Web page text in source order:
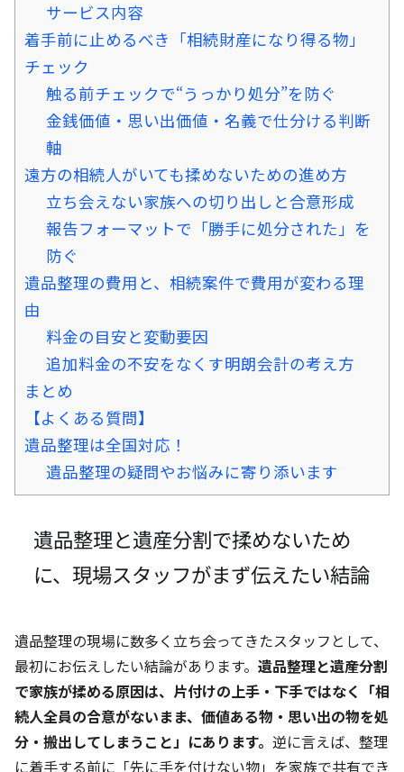
サービス内容
着手前に止めるべき「相続財産になり得る物」
チェック
触る前チェックで“うっかり処分”を防ぐ
金銭価値・思い出価値・名義で仕分ける判断
軸
遠方の相続人がいても揉めないための進め方
立ち会えない家族への切り出しと合意形成
報告フォーマットで「勝手に処分された」を
防ぐ
遺品整理の費用と、相続案件で費用が変わる理
由
料金の目安と変動要因
追加料金の不安をなくす明朗会計の考え方
まとめ
【よくある質問】
遺品整理は全国対応！
遺品整理の疑問やお悩みに寄り添います
遺品整理と遺産分割で揉めないため
に、現場スタッフがまず伝えたい結論
遺品整理の現場に数多く立ち会ってきたスタッフとして、
最初にお伝えしたい結論があります。 遺品整理と遺産分割
で家族が揉める原因は、片付けの上手・下手ではなく「相
続人全員の合意がないまま、価値ある物・思い出の物を処
分・搬出してしまうこと」にあります。 逆に言えば、整理
に着手する前に「先に手を付けない物」を家族で共有でき